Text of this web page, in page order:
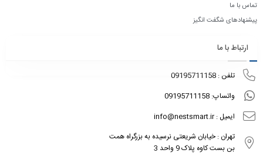
تماس با ما
پیشنهادهای شگفت انگیز
ارتباط با ما
تلفن : 09195711158
واتساپ: 09195711158
ایمیل : info@nestsmart.ir
تهران : خیابان شریعتی نرسیده به بزرگراه همت
بن بست کاوه پلاک 9 واحد 3